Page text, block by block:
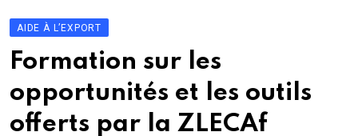
Législations
AIDE À L’EXPORT
Formation sur les
opportunités et les outils
offerts par la ZLECAf